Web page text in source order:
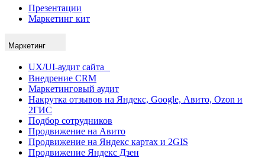
Презентации
Маркетинг кит
Маркетинг
UX/UI-аудит сайта
Внедрение CRM
Маркетинговый аудит
Накрутка отзывов на Яндекс, Google, Авито, Ozon и
2ГИС
Подбор сотрудников
Продвижение на Авито
Продвижение на Яндекс картах и 2GIS
Продвижение Яндекс Дзен